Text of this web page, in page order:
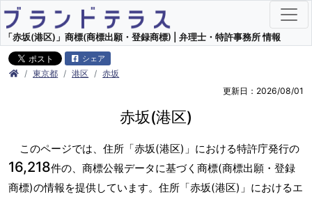
「赤坂(港区)」商標(商標出願・登録商標) | 弁理士・特許事務所 情報
シェア
東京都 港区
赤坂
更新日：2026/08/01
赤坂(港区)
このページでは、住所「赤坂(港区)」における特許庁発行の
16,218件の、商標公報データに基づく商標(商標出願・登録
商標)の情報を提供しています。住所「赤坂(港区)」におけるエ